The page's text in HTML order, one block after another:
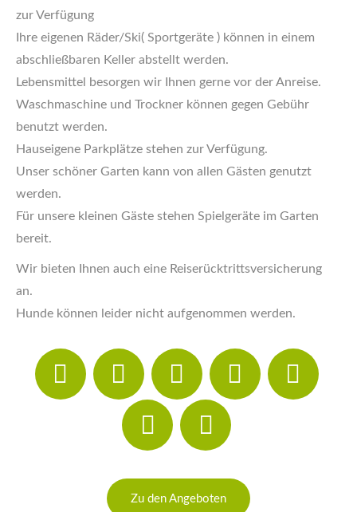
zur Verfügung
Ihre eigenen Räder/Ski( Sportgeräte ) können in einem
abschließbaren Keller abstellt werden.
Lebensmittel besorgen wir Ihnen gerne vor der Anreise.
Waschmaschine und Trockner können gegen Gebühr
benutzt werden.
Hauseigene Parkplätze stehen zur Verfügung.
Unser schöner Garten kann von allen Gästen genutzt
werden.
Für unsere kleinen Gäste stehen Spielgeräte im Garten
bereit.
Wir bieten Ihnen auch eine Reiserücktrittsversicherung
an.
Hunde können leider nicht aufgenommen werden.
Zu den Angeboten